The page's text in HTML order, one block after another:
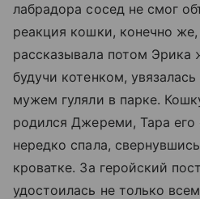
лабрадора сосед не смог
реакция кошки, конечно
рассказывала потом Эрика
будучи котенком,
мужем гуляли в парке.
родился Джереми, Тара его
нередко спала,
кроватке. За геройский
удостоилась не только